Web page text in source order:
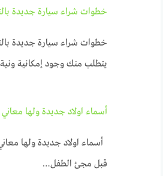
خطوات شراء سيارة جديدة
خطوات شراء سيارة جديدة
يتطلب منك وجود إمكانية
أسماء اولاد جديدة ولها معاني
قبل مجئ الطفل…